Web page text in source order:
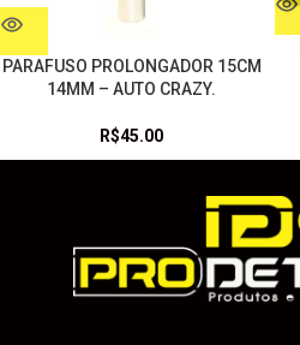
PARAFUSO PROLONGADOR 15CM
14MM – AUTO CRAZY.
R$45.00